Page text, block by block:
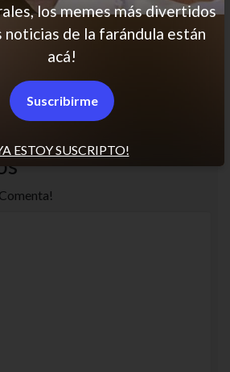
comprobado
hacen lo mismo!
ESTOY SUSCRIPTO!
los memes más divertidos
noticias de la farándula están
acá!
Suscribirme